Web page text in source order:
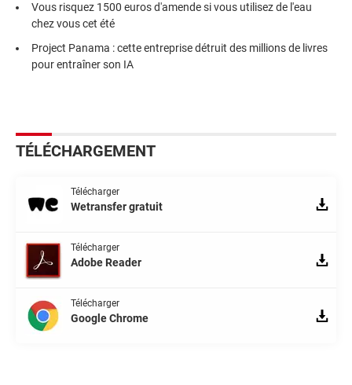
Vous risquez 1500 euros d'amende si vous utilisez de l'eau
chez vous cet été
Project Panama : cette entreprise détruit des millions de livres
pour entraîner son IA
TÉLÉCHARGEMENT
Télécharger
Wetransfer gratuit
Télécharger
Adobe Reader
Télécharger
Google Chrome